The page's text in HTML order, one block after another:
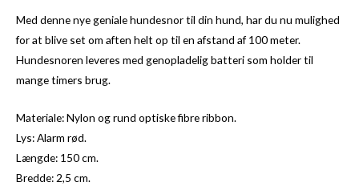
Med denne nye geniale hundesnor til din hund, har du nu mulighed
for at blive set om aften helt op til en afstand af 100 meter.
Hundesnoren leveres med genopladelig batteri som holder til
mange timers brug.
Materiale: Nylon og rund optiske fibre ribbon.
Lys: Alarm rød.
Længde: 150 cm.
Bredde: 2,5 cm.